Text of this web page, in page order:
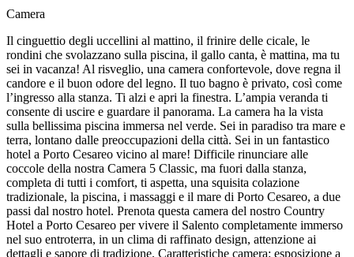
Camera
Il cinguettio degli uccellini al mattino, il frinire delle cicale, le
rondini che svolazzano sulla piscina, il gallo canta, è mattina, ma tu
sei in vacanza! Al risveglio, una camera confortevole, dove regna il
candore e il buon odore del legno. Il tuo bagno è privato, così come
l’ingresso alla stanza. Ti alzi e apri la finestra. L’ampia veranda ti
consente di uscire e guardare il panorama. La camera ha la vista
sulla bellissima piscina immersa nel verde. Sei in paradiso tra mare e
terra, lontano dalle preoccupazioni della città. Sei in un fantastico
hotel a Porto Cesareo vicino al mare! Difficile rinunciare alle
coccole della nostra Camera 5 Classic, ma fuori dalla stanza,
completa di tutti i comfort, ti aspetta, una squisita colazione
tradizionale, la piscina, i massaggi e il mare di Porto Cesareo, a due
passi dal nostro hotel. Prenota questa camera del nostro Country
Hotel a Porto Cesareo per vivere il Salento completamente immerso
nel suo entroterra, in un clima di raffinato design, attenzione ai
dettagli e sapore di tradizione. Caratteristiche camera: esposizione a